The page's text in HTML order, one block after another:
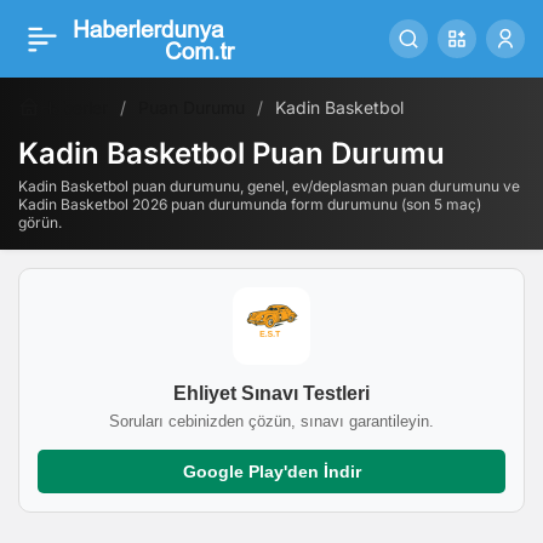
Kadin Basketbol
Kadin Basketbol Puan Durumu
Kadin Basketbol puan durumunu, genel, ev/deplasman puan durumunu ve
Kadin Basketbol 2026 puan durumunda form durumunu (son 5 maç)
görün.
Ehliyet Sınavı Testleri
Soruları cebinizden çözün, sınavı garantileyin.
Google Play'den İndir